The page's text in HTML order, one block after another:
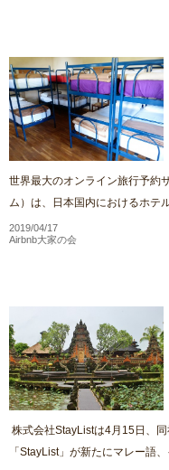
世界最大のオンライン旅行予約
ム）は、日本国内におけるホテ
2019/04/17
Airbnb大家の会
株式会社StayListは4月15日、
「StayList」が新たにマレー語、